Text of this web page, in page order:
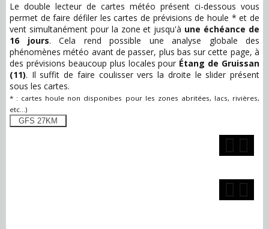
Le double lecteur de cartes météo présent ci-dessous vous
permet de faire défiler les cartes de prévisions de houle * et de
vent simultanément pour la zoneet jusqu'à une échéance de
16 jours. Cela rend possible une analyse globale des
phénomènes météo avant de passer, plus bas sur cette page, à
des prévisions beaucoup plus locales pour Étang de Gruissan
(11). Il suffit de faire coulisser vers la droite le slider présent
sous les cartes.
* : cartes houle non disponibes pour les zones abritées, lacs, rivières,
etc...)
GFS 27KM